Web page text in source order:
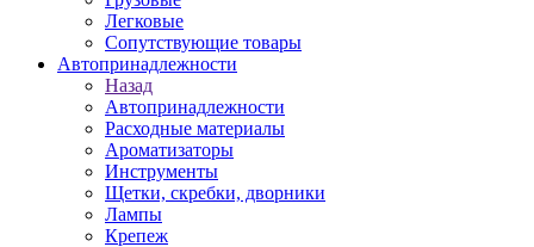
Легковые
Сопутствующие товары
Автопринадлежности
Назад
Автопринадлежности
Расходные материалы
Ароматизаторы
Инструменты
Щетки, скребки, дворники
Лампы
Крепеж